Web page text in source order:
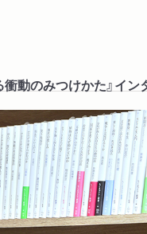
正解探しより、衝動に
ュー」
されました。「陰謀論
「再興の機運？ たま
動のみつけかた』イン